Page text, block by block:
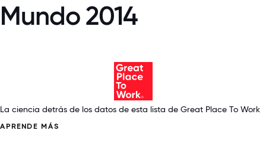
Mundo 2014
La ciencia detrás de los datos de esta lista de Great Place To Work
APRENDE MÁS